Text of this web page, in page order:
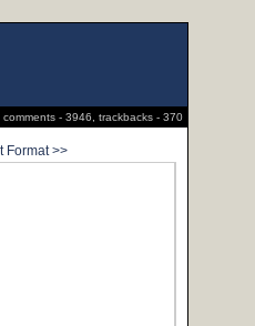
- 3946, trackbacks - 370
Format >>